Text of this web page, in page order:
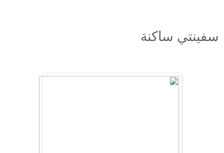
سفينتي ساكنة